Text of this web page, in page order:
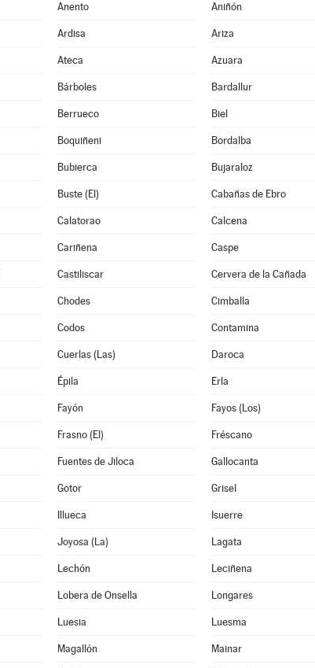
Anento Aniñón
Ardisa Ariza
Ateca Azuara
Bárboles Bardallur
Berrueco Biel
Boquiñeni Bordalba
Bubierca Bujaraloz
Buste (El) Cabañas de Ebro
Calatorao Calcena
Cariñena Caspe
Castiliscar Cervera de la Cañada
Chodes Cimballa
Codos Contamina
Cuerlas (Las) Daroca
Épila Erla
Fayón Fayos (Los)
Frasno (El) Fréscano
Fuentes de Jiloca Gallocanta
Gotor Grisel
Illueca Isuerre
Joyosa (La) Lagata
Lechón Leciñena
Lobera de Onsella Longares
Luesia Luesma
Magallón Mainar